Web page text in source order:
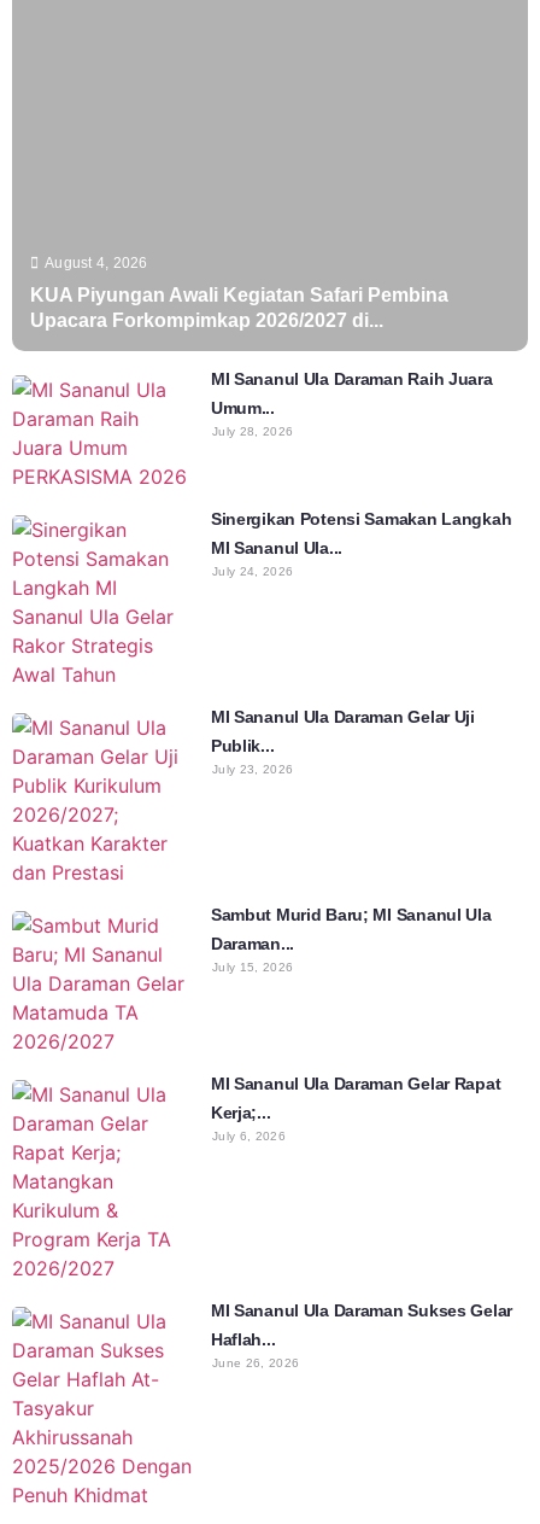
August 4, 2026
KUA Piyungan Awali Kegiatan Safari Pembina
Upacara Forkompimkap 2026/2027 di...
MI Sananul Ula Daraman Raih Juara
Umum...
July 28, 2026
Sinergikan Potensi Samakan Langkah
MI Sananul Ula...
July 24, 2026
MI Sananul Ula Daraman Gelar Uji
Publik...
July 23, 2026
Sambut Murid Baru; MI Sananul Ula
Daraman...
July 15, 2026
MI Sananul Ula Daraman Gelar Rapat
Kerja;...
July 6, 2026
MI Sananul Ula Daraman Sukses Gelar
Haflah...
June 26, 2026